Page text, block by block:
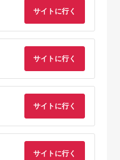
サイトに行く
サイトに行く
サイトに行く
サイトに行く